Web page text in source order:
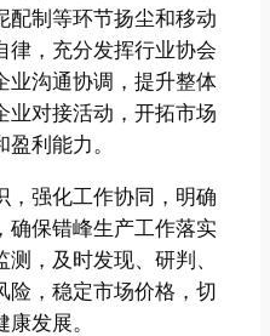
配制等环节扬尘和移动
律，充分发挥行业协会
业沟通协调，提升整体
业对接活动，开拓市场
利能力。
，强化工作协同，明确
确保错峰生产工作落实
，及时发现、研判、
险，稳定市场价格，切
发展。